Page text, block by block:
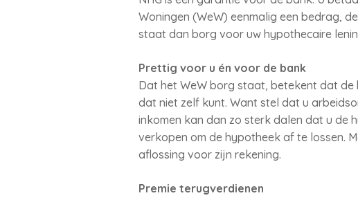
Woningen (WeW) eenmalig een bedrag,
staat dan borg voor uw hypothecaire
Prettig voor u én voor de bank
Dat het WeW borg staat, betekent dat
dat niet zelf kunt. Want stel dat u
inkomen kan dan zo sterk dalen dat u de
verkopen om de hypotheek af te lossen.
aflossing voor zijn rekening.
Premie terugverdienen